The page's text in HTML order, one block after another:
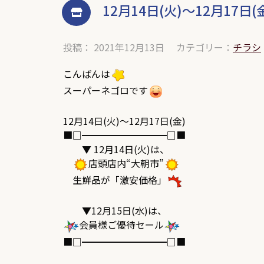
12月14日(火)～12月17日(
投稿： 2021年12月13日 カテゴリー： チラシ
こんばんは
スーパーネゴロです
12月14日(火)～12月17日(金)
■□━━━━━━━━━□■
▼ 12月14日(火)は、
店頭店内“大朝市”
生鮮品が「激安価格」
▼12月15日(水)は、
会員様ご優待セール
■□━━━━━━━━━□■